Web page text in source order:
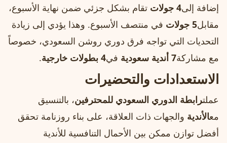
إضافة إلى4 جولات
تقام بشكل جزئي ضمن نهاية الأسبوع،
مقابل5 جولات
في منتصف الأسبوع. وهذا يؤدي إلى زيادة
التحديات التي تواجه فرق دوري روشن السعودي، خصوصاً
مع مشاركة7 أندية سعودية في4 بطولات خارجية .
الاستعدادات والتحضيرات
عملترابطة الدوري السعودي للمحترفين، بالتنسيق
معالأندية والجهات ذات العلاقة، على بناء روزنامة تحقق
أفضل توازن ممكن بين الأحمال التنافسية للأندية